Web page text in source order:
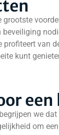
grootste
beveiliging
profiteert van
kunt
we
om